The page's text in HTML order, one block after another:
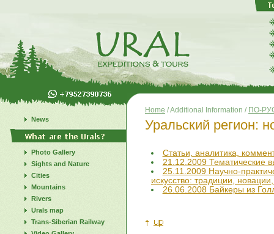
News
Photo Gallery
Sights and Nature
Cities
Mountains
Rivers
Urals map
Trans-Siberian Railway
Home / Additional Information / ПО-
Уральский регион:
Статьи, аналитика,
21.12.2009 Тематические
25.11.2009 Научно-
искусство: традиции,
26.06.2008 Байкеры из